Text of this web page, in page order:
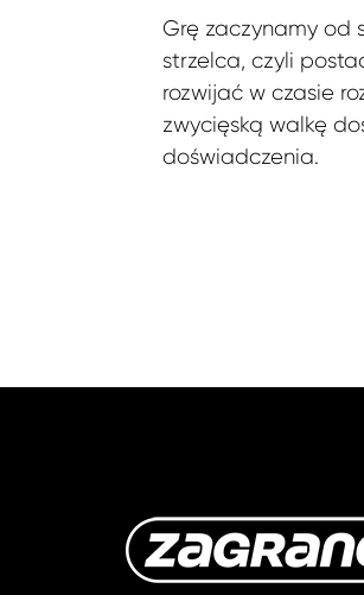
Grę zaczynamy od
strzelca, czyli
rozwijać w czasie
zwycięską walkę
doświadczenia.